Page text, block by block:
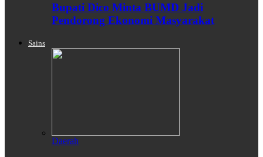
Bupati Dico Minta BUMD Jadi
Pendorong Ekonomi Masyarakat
Sains
Daerah